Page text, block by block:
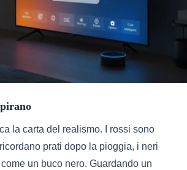
la carta del realismo. I rossi sono
prati dopo la pioggia, i neri
un buco nero. Guardando un